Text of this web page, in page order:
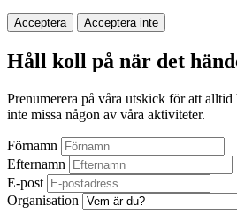
Acceptera Acceptera inte
Håll koll på när det
Prenumerera på våra utskick för att
inte missa någon av våra aktiviteter.
Förnamn
Efternamn
E-post
Organisation